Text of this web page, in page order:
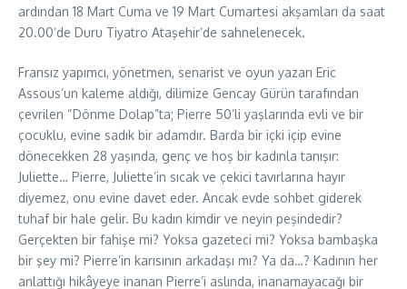
ardından 18 Mart Cuma ve 19 Mart Cumartesi akşamları da saat
20.00’de Duru Tiyatro Ataşehir’de sahnelenecek.
Fransız yapımcı, yönetmen, senarist ve oyun yazarı Eric
Assous’un kaleme aldığı, dilimize Gencay Gürün tarafından
çevrilen “Dönme Dolap”ta; Pierre 50’li yaşlarında evli ve bir
çocuklu, evine sadık bir adamdır. Barda bir içki içip evine
dönecekken 28 yaşında, genç ve hoş bir kadınla tanışır:
Juliette… Pierre, Juliette’in sıcak ve çekici tavırlarına hayır
diyemez, onu evine davet eder. Ancak evde sohbet giderek
tuhaf bir hale gelir. Bu kadın kimdir ve neyin peşindedir?
Gerçekten bir fahişe mi? Yoksa gazeteci mi? Yoksa bambaşka
bir şey mi? Pierre’in karısının arkadaşı mı? Ya da…? Kadının her
anlattığı hikâyeye inanan Pierre’i aslında, inanamayacağı bir